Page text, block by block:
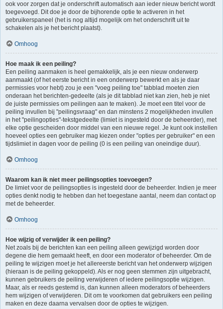
ook voor zorgen dat je onderschrift automatisch aan ieder nieuw bericht wordt
toegevoegd. Dit doe je door de bijhorende optie te activeren in het
gebruikerspaneel (het is nog altijd mogelijk om het onderschrift uit te
schakelen als je het bericht plaatst).
Omhoog
Hoe maak ik een peiling?
Een peiling aanmaken is heel gemakkelijk, als je een nieuw onderwerp
aanmaakt (of het eerste bericht in een onderwerp bewerkt en als je daar
permissies voor hebt) zou je een "voeg peiling toe" tabblad moeten zien
onderaan het berichten-gedeelte (als je dit tabblad niet kan zien, heb je niet
de juiste permissies om peilingen aan te maken). Je moet een titel voor de
peiling invullen bij "peilingsvraag" en dan minstens 2 mogelijkheden invullen
in het "peilingopties"-tekstgedeelte (limiet is ingesteld door de beheerder), met
elke optie gescheiden door middel van een nieuwe regel. Je kunt ook instellen
hoeveel opties een gebruiker mag kiezen onder "opties per gebruiker" en een
tijdslimiet in dagen voor de peiling (0 is een peiling van oneindige duur).
Omhoog
Waarom kan ik niet meer peilingsopties toevoegen?
De limiet voor de peilingsopties is ingesteld door de beheerder. Indien je meer
opties denkt nodig te hebben dan het toegestane aantal, neem dan contact op
met de beheerder.
Omhoog
Hoe wijzig of verwijder ik een peiling?
Net zoals bij de berichten kan een peiling alleen gewijzigd worden door
degene die hem gemaakt heeft, en door een moderator of beheerder. Om de
peiling te wijzigen moet je het allereerste bericht van het onderwerp wijzigen
(hieraan is de peiling gekoppeld). Als er nog geen stemmen zijn uitgebracht,
kunnen gebruikers de peiling verwijderen of iedere peilingsoptie wijzigen.
Maar, als er reeds gestemd is, dan kunnen alleen moderators of beheerders
hem wijzigen of verwijderen. Dit om te voorkomen dat gebruikers een peiling
maken en deze daarna vervalsen door de opties te wijzigen.